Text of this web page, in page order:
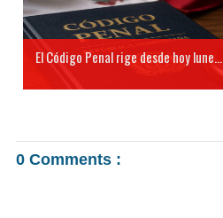
El Código Penal rige desde hoy lune...
0 Comments :